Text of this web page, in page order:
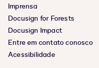
Imprensa
Docusign for Forests
Docusign Impact
Entre em contato conosco
Acessibilidade